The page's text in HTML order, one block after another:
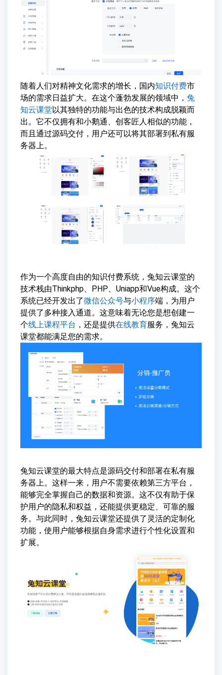
随着人们对精神文化需求的增长，国内知识付费市
场的需求日益扩大。在这个蓬勃发展的领域中， 兔
知云课堂以其独特的功能与出色的技术构成脱颖而
出。它不仅拥有和小鹅通、创客匠人相似的功能，
而且通过源码交付，用户还可以将其部署到私有服
务器上。
作为一个高度自由的知识付费系统，兔知云课堂的
技术栈由Thinkphp、PHP、Uniapp和Vue构成。这个
系统已经开发出了微信公众号与小程序端，为用户
提供了多种接入通道。这意味着无论您是想创建一
个线上课程平台 ，还是提供在线教育服务，兔知云
课堂都能满足您的需求。
兔知云课堂的最大特点是源码交付和部署在私有服
务器上。这样一来，用户不需要依赖第三方平台，
能够完全掌握自己的数据和资源。这不仅有助于保
护用户的隐私和权益，还能提供更稳定、可靠的服
务。与此同时，兔知云课堂还提供了灵活的定制化
功能，使用户能够根据自身需求进行个性化设置和
扩展。